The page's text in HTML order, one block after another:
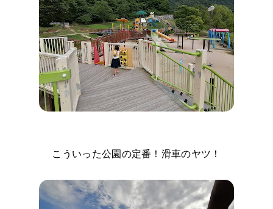
こういった公園の定番！滑車のヤツ！